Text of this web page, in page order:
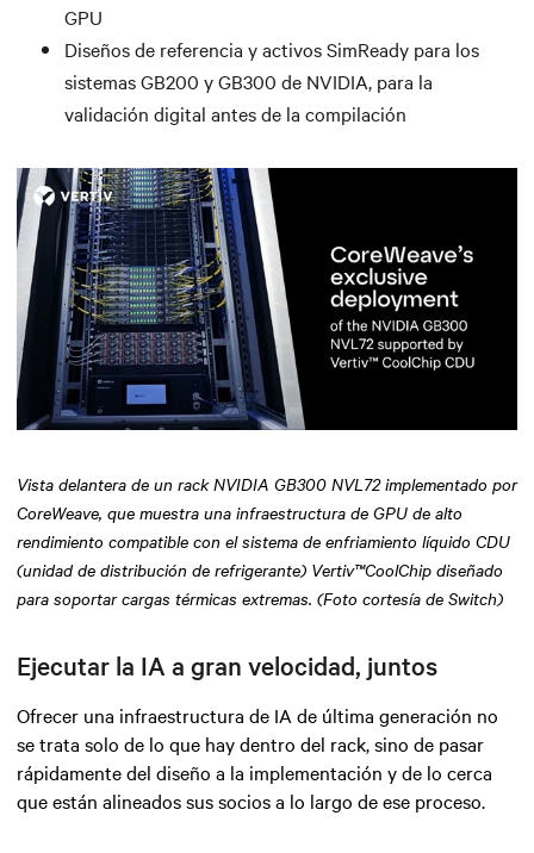
GPU
Diseños de referencia y activos SimReady para los
sistemas GB200 y GB300 de NVIDIA, para la
validación digital antes de la compilación
Vista delantera de un rack NVIDIA GB300 NVL72 implementado por
CoreWeave, que muestra una infraestructura de GPU de alto
rendimiento compatible con el sistema de enfriamiento líquido CDU
(unidad de distribución de refrigerante) Vertiv™CoolChip diseñado
para soportar cargas térmicas extremas. (Foto cortesía de Switch)
Ejecutar la IA a gran velocidad, juntos
Ofrecer una infraestructura de IA de última generación no
se trata solo de lo que hay dentro del rack, sino de pasar
rápidamente del diseño a la implementación y de lo cerca
que están alineados sus socios a lo largo de ese proceso.